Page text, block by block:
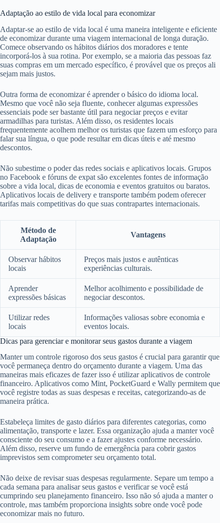
Adaptação ao estilo de vida local para economizar
Adaptar-se ao estilo de vida local é uma maneira inteligente e eficiente
de economizar durante uma viagem internacional de longa duração.
Comece observando os hábitos diários dos moradores e tente
incorporá-los à sua rotina. Por exemplo, se a maioria das pessoas faz
suas compras em um mercado específico, é provável que os preços ali
sejam mais justos.
Outra forma de economizar é aprender o básico do idioma local.
Mesmo que você não seja fluente, conhecer algumas expressões
essenciais pode ser bastante útil para negociar preços e evitar
armadilhas para turistas. Além disso, os residentes locais
frequentemente acolhem melhor os turistas que fazem um esforço para
falar sua língua, o que pode resultar em dicas úteis e até mesmo
descontos.
Não subestime o poder das redes sociais e aplicativos locais. Grupos
no Facebook e fóruns de expat são excelentes fontes de informação
sobre a vida local, dicas de economia e eventos gratuitos ou baratos.
Aplicativos locais de delivery e transporte também podem oferecer
tarifas mais competitivas do que suas contrapartes internacionais.
Método de
Adaptação
Vantagens
Observar hábitos
locais
Preços mais justos e autênticas
experiências culturais.
Aprender
expressões básicas
Melhor acolhimento e possibilidade de
negociar descontos.
Utilizar redes
locais
Informações valiosas sobre economia e
eventos locais.
Dicas para gerenciar e monitorar seus gastos durante a viagem
Manter um controle rigoroso dos seus gastos é crucial para garantir que
você permaneça dentro do orçamento durante a viagem. Uma das
maneiras mais eficazes de fazer isso é utilizar aplicativos de controle
financeiro. Aplicativos como Mint, PocketGuard e Wally permitem que
você registre todas as suas despesas e receitas, categorizando-as de
maneira prática.
Estabeleça limites de gasto diários para diferentes categorias, como
alimentação, transporte e lazer. Essa organização ajuda a manter você
consciente do seu consumo e a fazer ajustes conforme necessário.
Além disso, reserve um fundo de emergência para cobrir gastos
imprevistos sem comprometer seu orçamento total.
Não deixe de revisar suas despesas regularmente. Separe um tempo a
cada semana para analisar seus gastos e verificar se você está
cumprindo seu planejamento financeiro. Isso não só ajuda a manter o
controle, mas também proporciona insights sobre onde você pode
economizar mais no futuro.